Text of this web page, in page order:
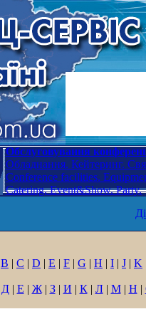
Обслуговування
Обладнання. Кейтеринг.
Conference facilities.
Catering. Event&Show. Party.
B | C | D | E | F | G | H | I | J | K
Д| Е | Ж| З| И | К| Л| М| Н |